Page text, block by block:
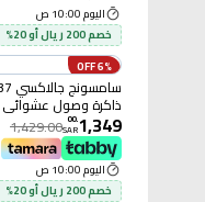
اليوم 10:00 ص
خصم 200 ريال أو 20%
6% OFF
جيجابايت، يدعم شبكات
الجيل الخامس، شريحتي
إتصال، فحمي رائع
1,349
.
00
SAR
1,429.00
اليوم 10:00 ص
خصم 200 ريال أو 20%